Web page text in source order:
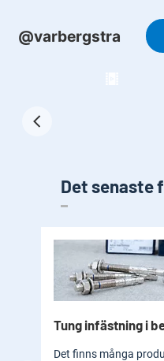
Det senaste
Tung infästning i
Det finns många